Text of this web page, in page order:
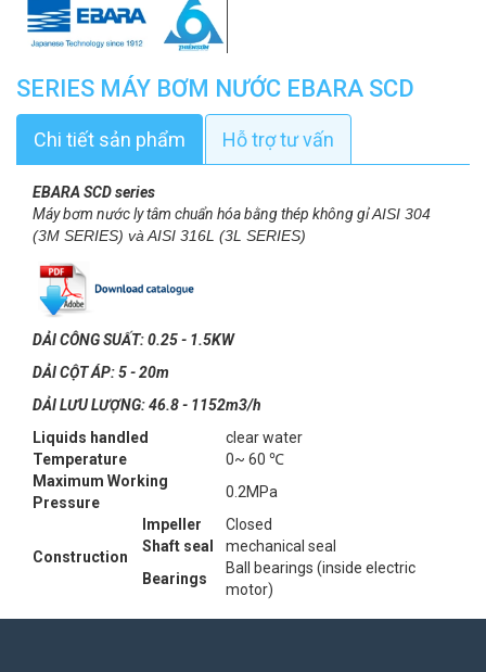
SERIES MÁY BƠM NƯỚC EBARA SCD
Chi tiết sản phẩm Hỗ trợ tư vấn
EBARA SCD series
Máy bơm nước ly tâm chuẩn hóa bằng thép không gỉAISI 304
(3M SERIES) và AISI 316L (3L SERIES)
DẢI CÔNG SUẤT: 0.25 - 1.5KW
DẢI CỘT ÁP: 5 - 20m
DẢI LƯU LƯỢNG: 46.8 - 1152m3/h
Liquids handled
clear water
Temperature
0~ 60 ℃
Maximum Working
Pressure
0.2MPa
Construction
Impeller
Closed
Shaft seal
mechanical seal
Bearings
Ball bearings (inside electric
motor)